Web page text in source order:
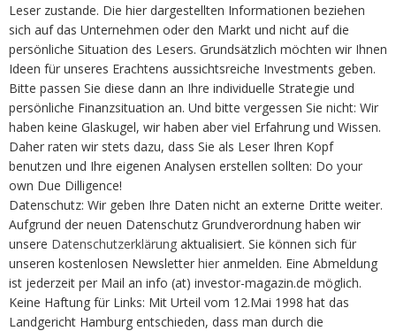
Leser zustande. Die hier dargestellten Informationen beziehen
sich auf das Unternehmen oder den Markt und nicht auf die
persönliche Situation des Lesers. Grundsätzlich möchten wir Ihnen
Ideen für unseres Erachtens aussichtsreiche Investments geben.
Bitte passen Sie diese dann an Ihre individuelle Strategie und
persönliche Finanzsituation an. Und bitte vergessen Sie nicht: Wir
haben keine Glaskugel, wir haben aber viel Erfahrung und Wissen.
Daher raten wir stets dazu, dass Sie als Leser Ihren Kopf
benutzen und Ihre eigenen Analysen erstellen sollten: Do your
own Due Dilligence!
Datenschutz: Wir geben Ihre Daten nicht an externe Dritte weiter.
Aufgrund der neuen Datenschutz Grundverordnung haben wir
unsere Datenschutzerklärung aktualisiert. Sie können sich für
unseren kostenlosen Newsletter hier anmelden. Eine Abmeldung
ist jederzeit per Mail an info (at) investor-magazin.de möglich.
Keine Haftung für Links: Mit Urteil vom 12.Mai 1998 hat das
Landgericht Hamburg entschieden, dass man durch die